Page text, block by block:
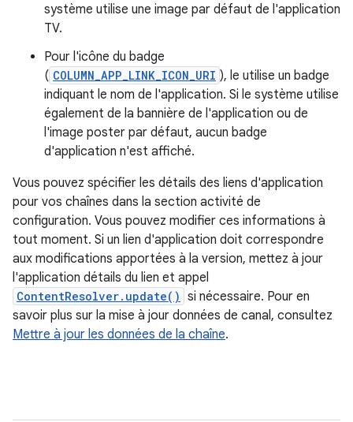
système utilise une image par défaut de l'application
TV.
Pour l'icône du badge
( COLUMN_APP_LINK_ICON_URI ), le utilise un badge
indiquant le nom de l'application. Si le système utilise
également de la bannière de l'application ou de
l'image poster par défaut, aucun badge
d'application n'est affiché.
Vous pouvez spécifier les détails des liens d'application
pour vos chaînes dans la section activité de
configuration. Vous pouvez modifier ces informations à
tout moment. Si un lien d'application doit correspondre
aux modifications apportées à la version, mettez à jour
l'application détails du lien et appel
ContentResolver.update() si nécessaire. Pour en
savoir plus sur la mise à jour données de canal, consultez
Mettre à jour les données de la chaîne.